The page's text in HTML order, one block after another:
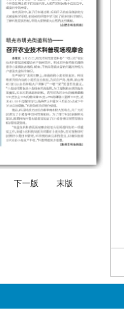
下一版 末版